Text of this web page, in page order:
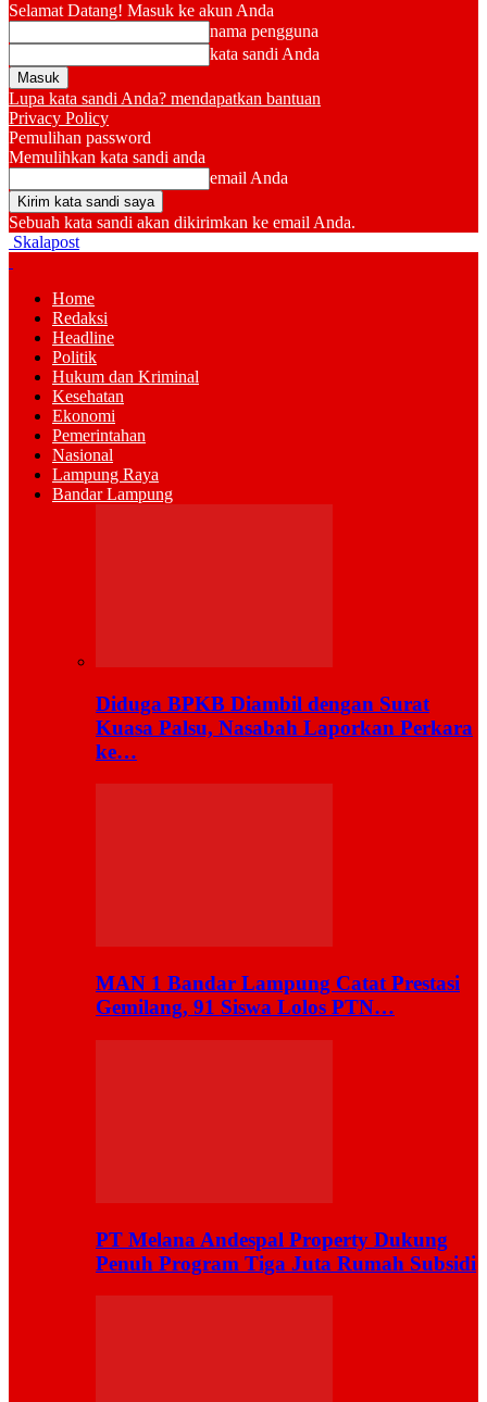
Selamat Datang! Masuk ke akun Anda
nama pengguna
kata sandi Anda
Lupa kata sandi Anda? mendapatkan bantuan
Privacy Policy
Pemulihan password
Memulihkan kata sandi anda
email Anda
Sebuah kata sandi akan dikirimkan ke email Anda.
Skalapost
Home
Redaksi
Headline
Politik
Hukum dan Kriminal
Kesehatan
Ekonomi
Pemerintahan
Nasional
Lampung Raya
Bandar Lampung
Diduga BPKB Diambil dengan Surat
Kuasa Palsu, Nasabah Laporkan Perkara
ke…
MAN 1 Bandar Lampung Catat Prestasi
Gemilang, 91 Siswa Lolos PTN…
PT Melana Andespal Property Dukung
Penuh Program Tiga Juta Rumah Subsidi